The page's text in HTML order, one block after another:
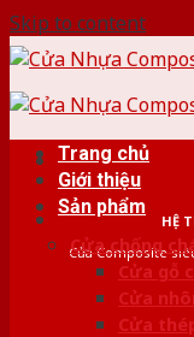
Skip to content
HỆ
Cửa Composite
Trang chủ
Giới thiệu
Sản phẩm
Cửa chống
Cửa gỗ
Cửa
Cửa